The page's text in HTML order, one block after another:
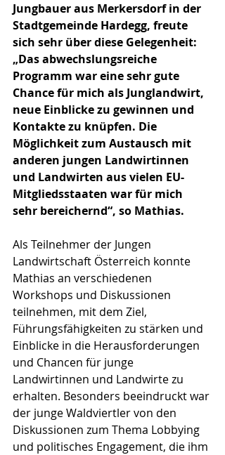
Jungbauer aus Merkersdorf in der
Stadtgemeinde Hardegg, freute
sich sehr über diese Gelegenheit:
„Das abwechslungsreiche
Programm war eine sehr gute
Chance für mich als Junglandwirt,
neue Einblicke zu gewinnen und
Kontakte zu knüpfen. Die
Möglichkeit zum Austausch mit
anderen jungen Landwirtinnen
und Landwirten aus vielen EU-
Mitgliedsstaaten war für mich
sehr bereichernd“, so Mathias.
Als Teilnehmer der Jungen
Landwirtschaft Österreich konnte
Mathias an verschiedenen
Workshops und Diskussionen
teilnehmen, mit dem Ziel,
Führungsfähigkeiten zu stärken und
Einblicke in die Herausforderungen
und Chancen für junge
Landwirtinnen und Landwirte zu
erhalten. Besonders beeindruckt war
der junge Waldviertler von den
Diskussionen zum Thema Lobbying
und politisches Engagement, die ihm